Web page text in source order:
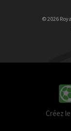
© 2026
Créez